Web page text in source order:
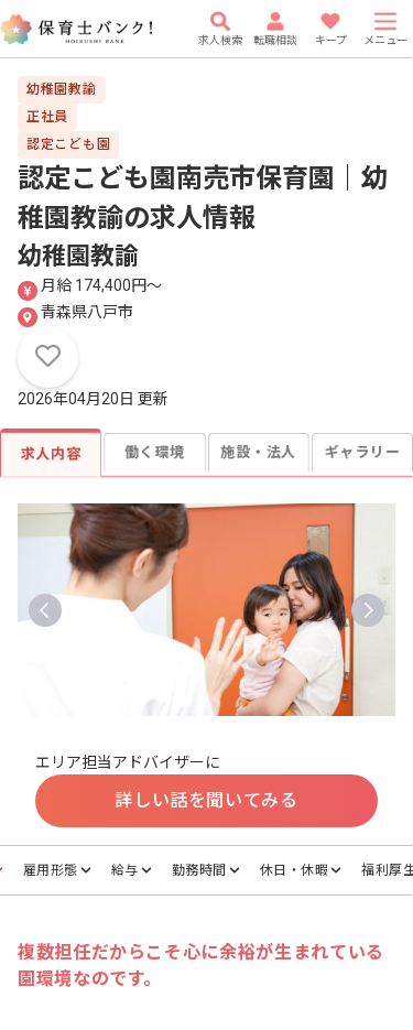
求人検索 転職相談 キープ メニュー
幼稚園教諭
正社員
認定こども園
認定こども園南売市保育園｜幼
稚園教諭の求人情報
幼稚園教諭
月給 174,400円〜
青森県八戸市
2026年04月20日 更新
求人内容 働く環境 施設・法人 ギャラリー
エリア担当アドバイザーに
詳しい話を聞いてみる
雇用形態 給与 勤務時間 休日・休暇 福利厚生
複数担任だからこそ心に余裕が生まれている
園環境なのです。